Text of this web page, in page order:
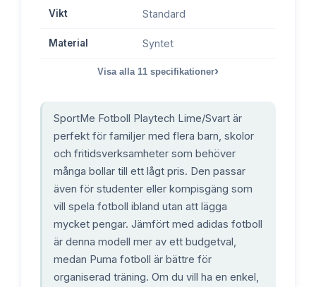
Vikt Standard
Material Syntet
Visa alla 11 specifikationer›
SportMe Fotboll Playtech Lime/Svart är
perfekt för familjer med flera barn, skolor
och fritidsverksamheter som behöver
många bollar till ett lågt pris. Den passar
även för studenter eller kompisgäng som
vill spela fotboll ibland utan att lägga
mycket pengar. Jämfört med adidas fotboll
är denna modell mer av ett budgetval,
medan Puma fotboll är bättre för
organiserad träning. Om du vill ha en enkel,